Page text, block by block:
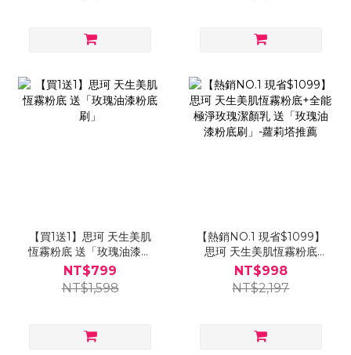
【買1送1】思珂 天生美肌
恆霧粉底 送「玫瑰油漆粉
底刷」
NT$799
NT$1,598
【熱銷NO.1 現省$1099】
思珂 天生美肌恆霧粉底
+全能極淨玫瑰潔顏乳 送
「玫瑰油漆粉底刷」-蘿莉
塔推薦
NT$998
NT$2,197